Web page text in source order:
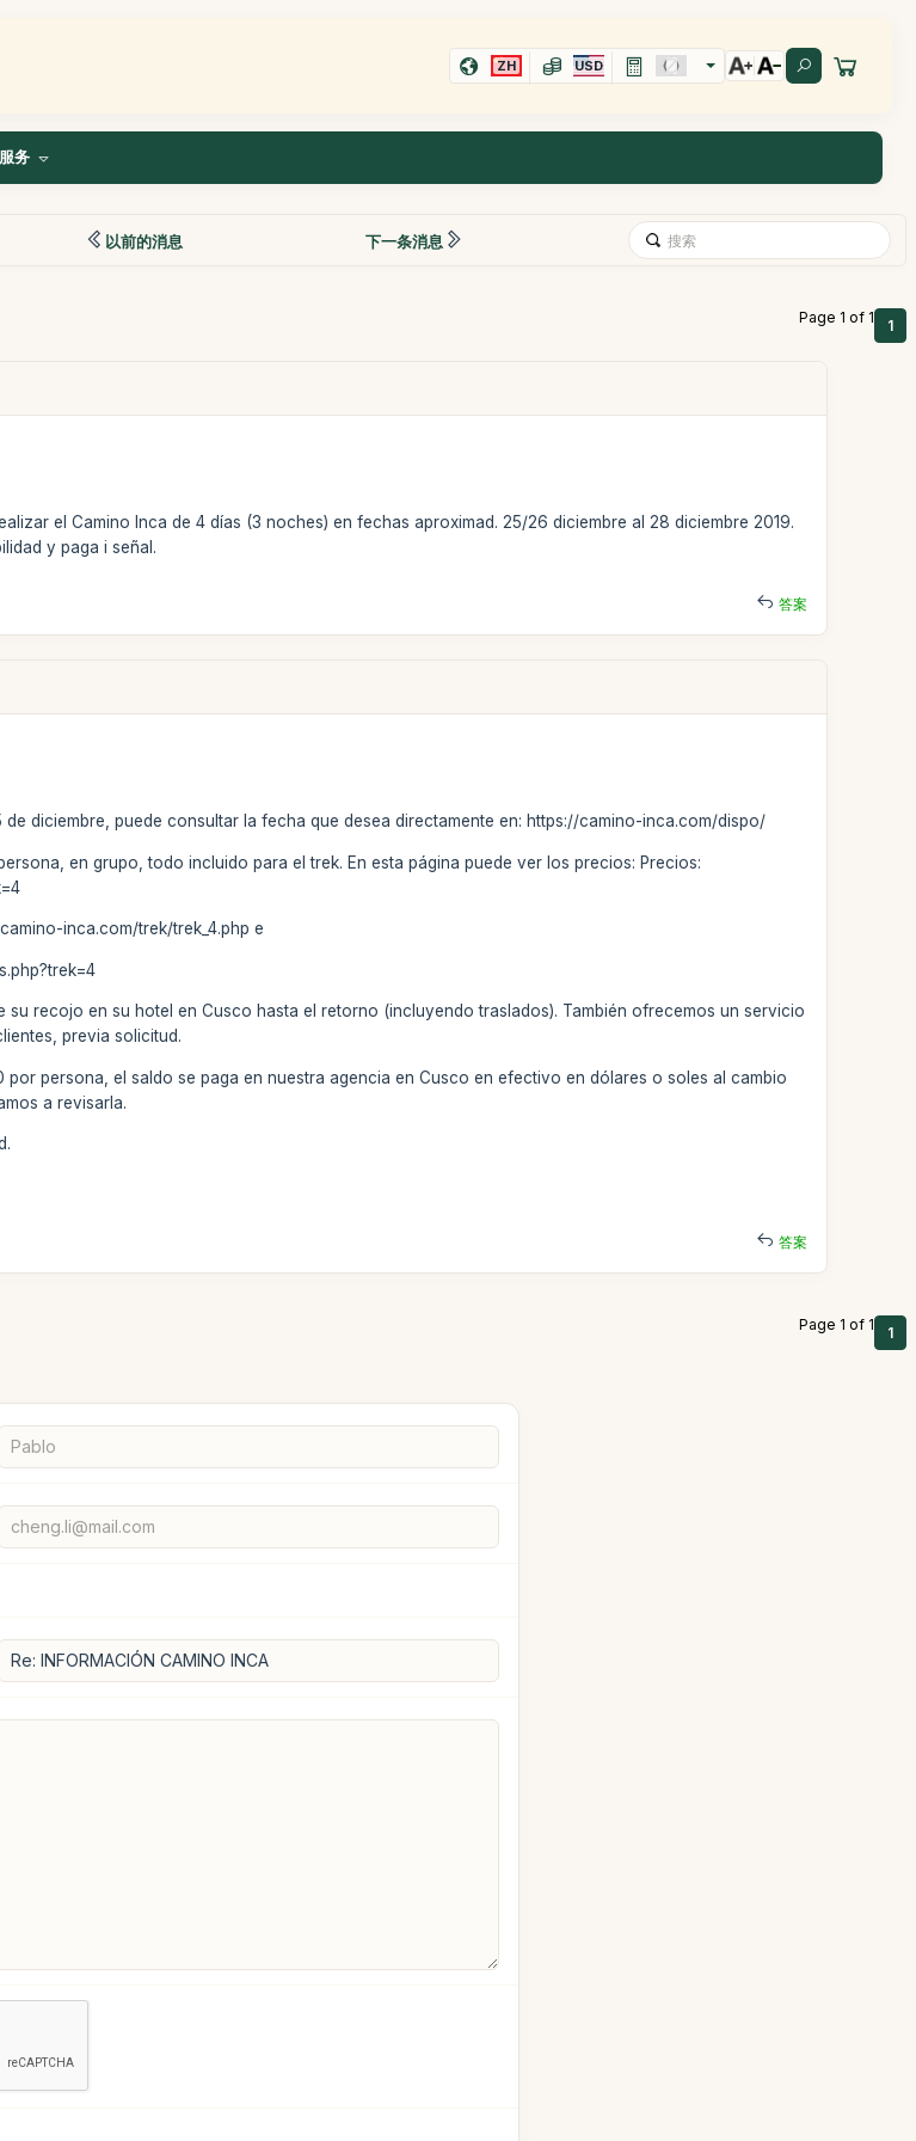
ZH USD
务
以前的消息 下一条消息
Page 1 of 1 1
el Camino Inca de 4 días (3 noches) en fechas aproximad. 25/26 diciembre al 28 diciembre 2019.
y paga i señal.
答案
diciembre, puede consultar la fecha que desea directamente en: https://camino-inca.com/dispo/
en grupo, todo incluido para el trek. En esta página puede ver los precios: Precios:
inca.com/trek/trek_4.php e
recojo en su hotel en Cusco hasta el retorno (incluyendo traslados). También ofrecemos un servicio
previa solicitud.
por persona, el saldo se paga en nuestra agencia en Cusco en efectivo en dólares o soles al cambio
a revisarla.
答案
Page 1 of 1 1